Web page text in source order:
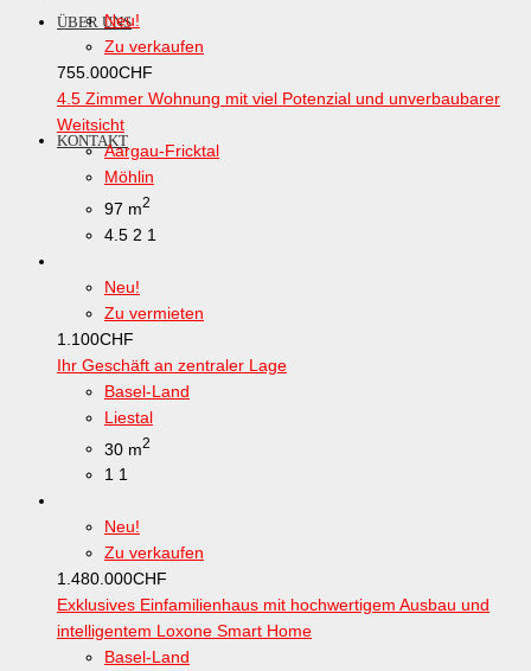
ÜBER UNS
KONTAKT
Neu!
Zu verkaufen
755.000CHF
4.5 Zimmer Wohnung mit viel Potenzial und unverbaubarer
Weitsicht
Aargau-Fricktal
Möhlin
97 m2
4.5 2 1
Neu!
Zu vermieten
1.100CHF
Ihr Geschäft an zentraler Lage
Basel-Land
Liestal
30 m2
1 1
Neu!
Zu verkaufen
1.480.000CHF
Exklusives Einfamilienhaus mit hochwertigem Ausbau und
intelligentem Loxone Smart Home
Basel-Land